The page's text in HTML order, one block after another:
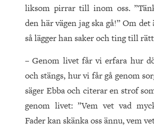
liksom pirrar till inom oss.
den här vägen jag ska gå!” Om
så lägger han saker och ting till
– Genom livet får vi erfara hur
och stängs, hur vi får gå genom
säger Ebba och citerar en strof
genom livet: ”Vem vet vad
Fader kan skänka oss ännu, vem